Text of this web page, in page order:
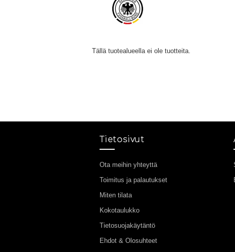
Tällä tuotealueella ei ole tuotteita.
Tietosivut
Ota meihin yhteyttä
Toimitus ja palautukset
Miten tilata
Kokotaulukko
Tietosuojakäytäntö
Ehdot & Olosuhteet